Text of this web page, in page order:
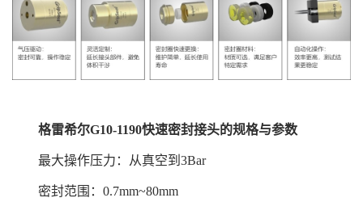
格雷希尔G10-1190快速密封接头的规格与参数
最大操作压力：从真空到3Bar
密封范围：0.7mm~80mm